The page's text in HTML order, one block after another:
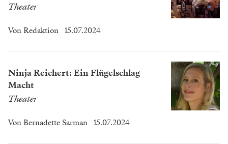
Theater
Von Redaktion 15.07.2024
Ninja Reichert: Ein Flügelschlag
Macht
Theater
Von Bernadette Sarman 15.07.2024